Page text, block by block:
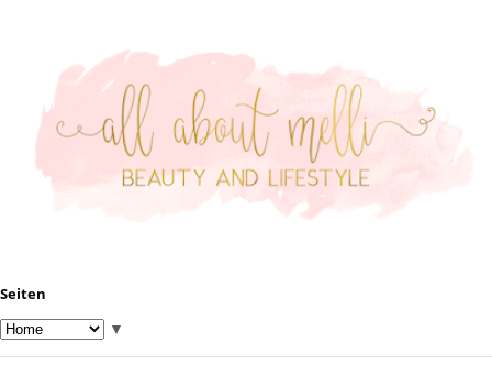
Seiten
▼